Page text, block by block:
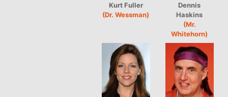
Kurt Fuller
(Dr. Wessman)
Dennis
Haskins
(Mr.
Whitehorn)